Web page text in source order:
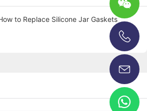
to Replace Silicone Jar Gaskets